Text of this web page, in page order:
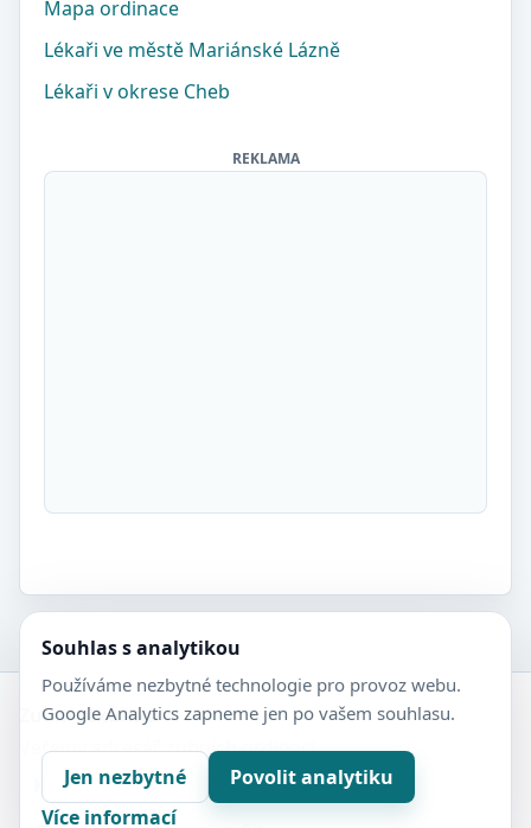
Mapa ordinace
Lékaři ve městě Mariánské Lázně
Lékaři v okrese Cheb
REKLAMA
Zubní-lékaři.cz
Veřejný adresář zubních ordinací.
Kontakt
Nastavení soukromí
Souhlas s analytikou
Používáme nezbytné technologie pro provoz webu.
Google Analytics zapneme jen po vašem souhlasu.
Jen nezbytné
Povolit analytiku
Více informací